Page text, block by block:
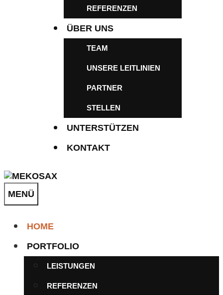
REFERENZEN
ÜBER UNS
TEAM
UNSERE LEITLINIEN
PARTNER
STELLEN
UNTERSTÜTZEN
KONTAKT
MENÜ
HOME
PORTFOLIO
LEISTUNGEN
REFERENZEN